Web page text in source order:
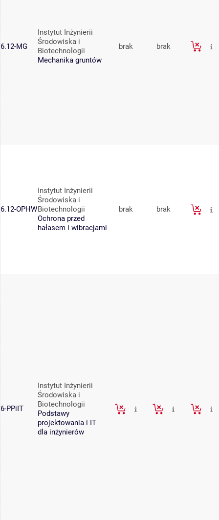
6.12-MG
Instytut Inżynierii
Środowiska i
Biotechnologii
Mechanika gruntów
brak brak
6.12-OPHW
Instytut Inżynierii
Środowiska i
Biotechnologii
Ochrona przed
hałasem i wibracjami
brak brak
6-PPiIT
Instytut Inżynierii
Środowiska i
Biotechnologii
Podstawy
projektowania i IT
dla inżynierów